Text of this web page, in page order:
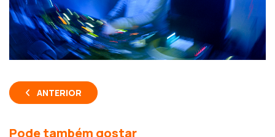
ANTERIOR
Pode também gostar